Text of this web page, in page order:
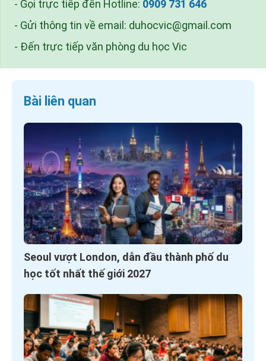
- Gọi trực tiếp đến Hotline: 0909 731 646
- Gửi thông tin về email: duhocvic@gmail.com
- Đến trực tiếp văn phòng du học Vic
Bài liên quan
Seoul vượt London, dẫn đầu thành phố du
học tốt nhất thế giới 2027